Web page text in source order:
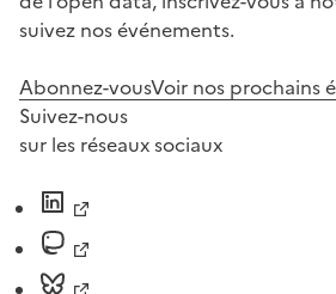
suivez nos événements.
Abonnez-vousVoir nos prochains
Suivez-nous
sur les réseaux sociaux